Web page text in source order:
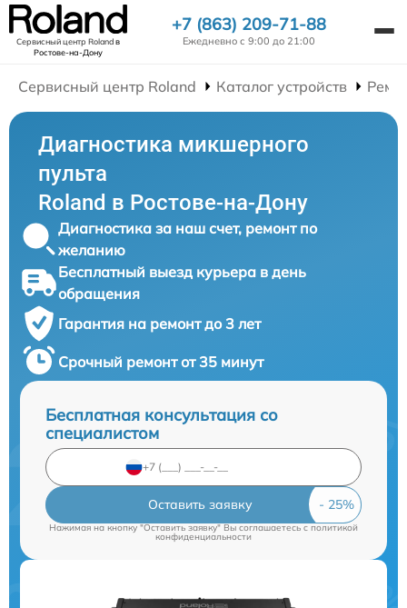
Сервисный центр Rolandв
Ростове-на-Дону
+7 (863) 209-71-88
Ежедневно с 9:00 до 21:00
Сервисный центр Roland Каталог устройств
Диагностика микшерного
пульта
Roland в Ростове-на-Дону
Диагностика за наш счет, ремонт по
желанию
Бесплатный выезд курьера в день
обращения
Гарантия на ремонт до 3 лет
Срочный ремонт от 35 минут
Бесплатная консультация со
специалистом
Оставить заявку
Нажимая на кнопку "Оставить заявку" Вы соглашаетесь cполитикой
конфиденциальности